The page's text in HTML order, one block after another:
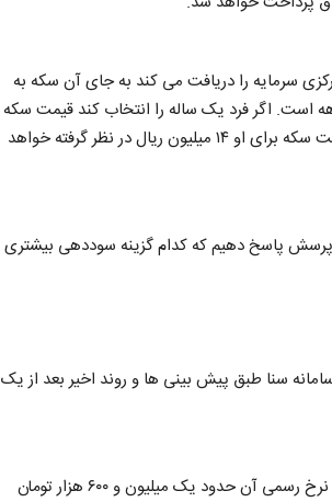
سرمایه را دریافت می کند به جای آن سکه به
اگر فرد یک ساله را انتخاب کند قیمت سکه
برای او ۱۳ میلیون ریال و اگر بخواهد شش ماهه را انتخاب کند قیمت سکه برای او ۱۴ میلیون ریال در نظر گرفته خواهد
پرسش پاسخ دهیم که کدام گزینه سوددهی بیشتری
سنا طبق پیش بینی ها و روند اخیر بعد از یک
فرض دوم اینکه نرخ سکه سال آینده زیاد تغییر نکند و اگر تغییر کرد نرخ رسمی آن حدود یک میلیون و ۶۰۰ هزار تومان